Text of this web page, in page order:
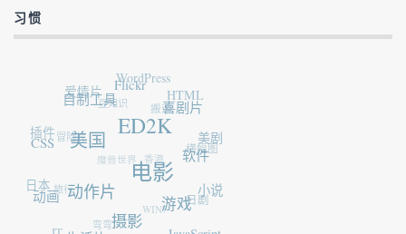
习惯
电影
ED2K
美国
动作片
摄影
游戏
软件
喜剧片
Flickr
自制工具
CSS
动画 小说
美剧
HTML
WordPress
爱情片
插件
日本
IT
日剧
横幅图
搬运
豆知识
冒险片
旅行
弯弯
WIN7
香港
魔兽世界